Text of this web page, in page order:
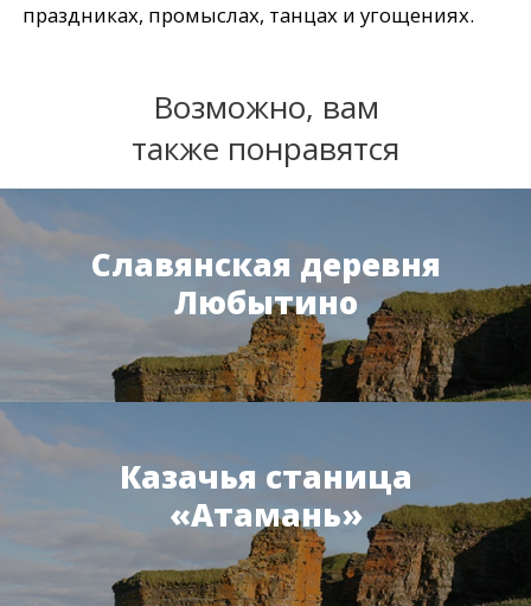
праздниках, промыслах, танцах и угощениях.
Возможно, вам
также понравятся
Славянская деревня
Любытино
Казачья станица
«Атамань»